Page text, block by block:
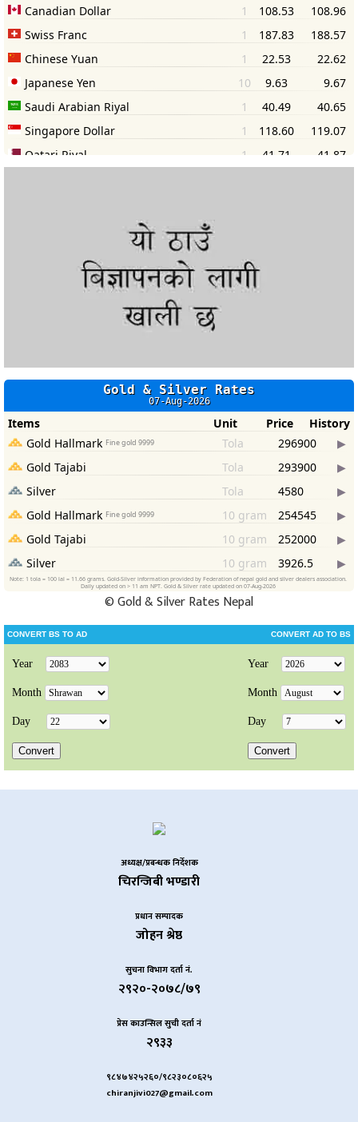
©Gold & Silver Rates Nepal
अध्यक्ष/प्रबन्धक निर्देशक
चिरन्जिबी भण्डारी
प्रधान सम्पादक
जोहन श्रेष्ठ
सुचना विभाग दर्ता नं.
२९२०-२०७८/७९
प्रेस काउन्सिल सुची दर्ता नं
२९३३
९८४७४२५२६०/९८२३०८०६२५
chiranjivi027@gmail.com